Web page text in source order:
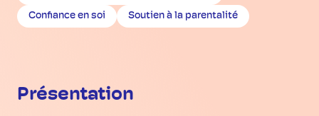
Confiance en soi Soutien à la parentalité
Présentation